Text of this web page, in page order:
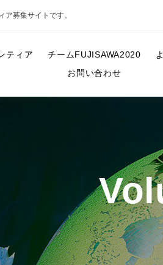
募集サイトです。
ティア チームFUJISAWA2020
お問い合わせ